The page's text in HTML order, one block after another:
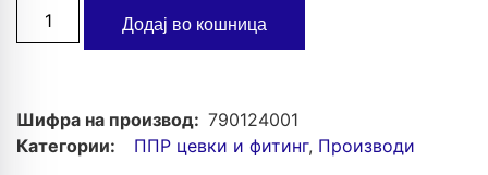
Додај во кошница
Шифра на производ: 790124001
Категории:
ППР цевки и фитинг, Производи